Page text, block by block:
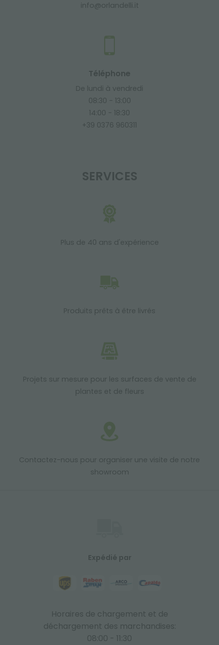
info@orlandelli.it
Téléphone
De lundi à vendredi
08:30 - 13:00
14:00 - 18:30
+39 0376 960311
SERVICES
Plus de 40 ans d'expérience
Produits prêts à être livrés
Projets sur mesure pour les surfaces de vente de
plantes et de fleurs
Contactez-nous pour organiser une visite de notre
showroom
Expédié par
Horaires de chargement et de
déchargement des marchandises:
08:00 - 11:30